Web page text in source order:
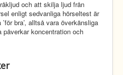
och att skilja ljud från
enligt sedvanliga hörseltest är
bra’, alltså vara överkänsliga
koncentration och